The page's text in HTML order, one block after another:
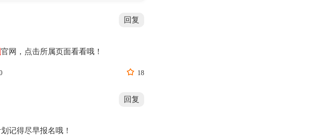
回复
官网，点击所属页面看看哦！
 18
回复
记得尽早报名哦！